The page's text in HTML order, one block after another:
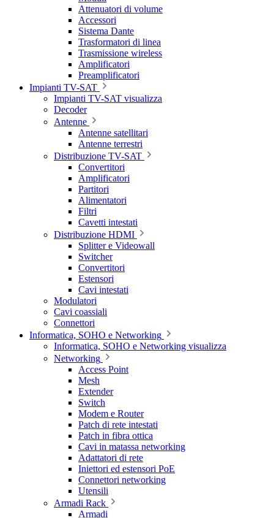
Attenuatori di volume
Accessori
Sistema Dante
Trasformatori di linea
Trasmissione wireless
Amplificatori
Preamplificatori
Impianti TV-SAT
Impianti TV-SAT visualizza
Decoder
Antenne
Antenne satellitari
Antenne terrestri
Distribuzione TV-SAT
Convertitori
Amplificatori
Partitori
Alimentatori
Filtri
Cavetti intestati
Distribuzione HDMI
Splitter e Videowall
Switcher
Convertitori
Estensori
Cavi intestati
Modulatori
Cavi coassiali
Connettori
Informatica, SOHO e Networking
Informatica, SOHO e Networking visualizza
Networking
Access Point
Mesh
Extender
Switch
Modem e Router
Patch di rete intestati
Patch in fibra ottica
Cavi in matassa networking
Adattatori di rete
Iniettori ed estensori PoE
Connettori networking
Utensili
Armadi Rack
Armadi